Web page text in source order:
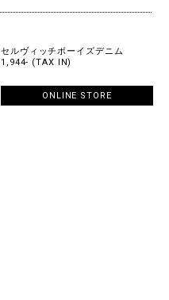
セルヴィッチボーイズデニム
1,944- (TAX IN)
ONLINE STORE